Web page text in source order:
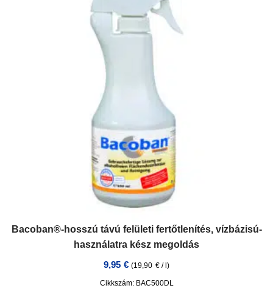
Bacoban®-hosszú távú felületi fertőtlenítés, vízbázisú-
használatra kész megoldás
9,95 € (19,90 € / )
Cikkszám: BAC500DL